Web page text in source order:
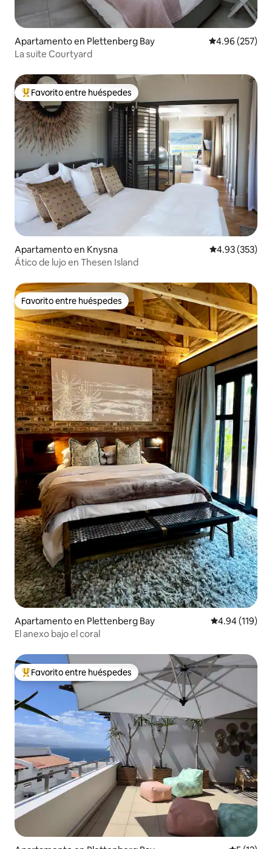
Apartamento en Plettenberg Bay Calificación
4.96 (257)
La suite Courtyard
Favorito entre huéspedes preferido
Favorito entre huéspedes
Apartamento en Knysna Calificación
4.93 (353)
Ático de lujo en Thesen Island
Favorito entre huéspedes
Favorito entre huéspedes
Apartamento en Plettenberg Bay Calificación
4.94 (119)
El anexo bajo el coral
Favorito entre huéspedes preferido
Favorito entre huéspedes